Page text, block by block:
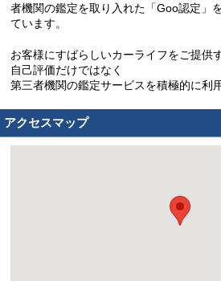
者機関の鑑定を取り入れた「Goo認定」
ています。
お客様にすばらしいカーライフをご提供
自己評価だけではなく
第三者機関の鑑定サービスを積極的に利
アクセスマップ